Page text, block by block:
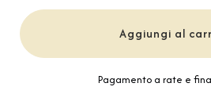
Aggiungi al
Pagamento a rate e